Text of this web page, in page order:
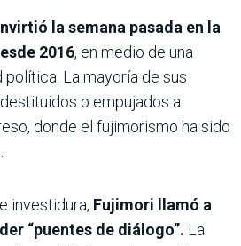
la semana pasada en la
2016, en medio de una
La mayoría de sus
o empujados a
donde el fujimorismo ha sido
investidura, Fujimori llamó a
“puentes de diálogo”. La